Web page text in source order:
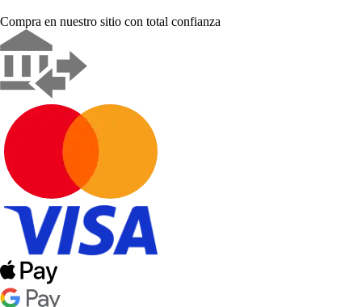
Compra en nuestro sitio con total confianza